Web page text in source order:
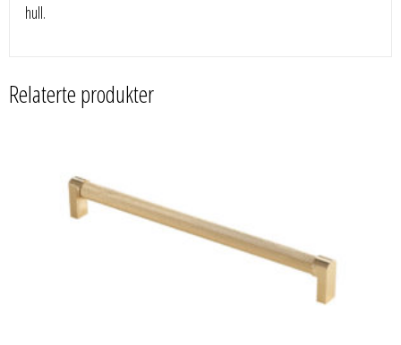
hull.
Relaterte produkter